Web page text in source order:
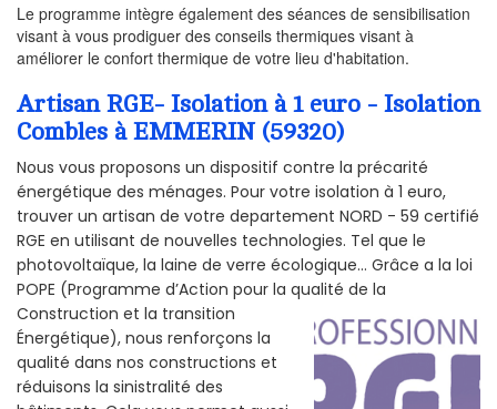
Le programme intègre également des séances de sensibilisation
visant à vous prodiguer des conseils thermiques visant à
améliorer le confort thermique de votre lieu d'habitation.
Artisan RGE- Isolation à 1 euro - Isolation
Combles à EMMERIN (59320)
Nous vous proposons un dispositif contre la précarité
énergétique des ménages. Pour votre isolation à 1 euro,
trouver un artisan de votre departement NORD - 59 certifié
RGE en utilisant de nouvelles technologies. Tel que le
photovoltaïque, la laine de verre écologique... Grâce a la loi
POPE (Programme d’Action pour la qualité de la
Construction et la transition
Énergétique), nous renforçons la
qualité dans nos constructions et
réduisons la sinistralité des